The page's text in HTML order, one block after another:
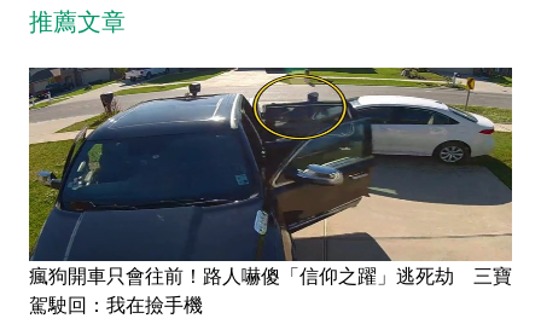
推薦文章
瘋狗開車只會往前！路人嚇傻「信仰之躍」逃死劫 三寶
駕駛回：我在撿手機